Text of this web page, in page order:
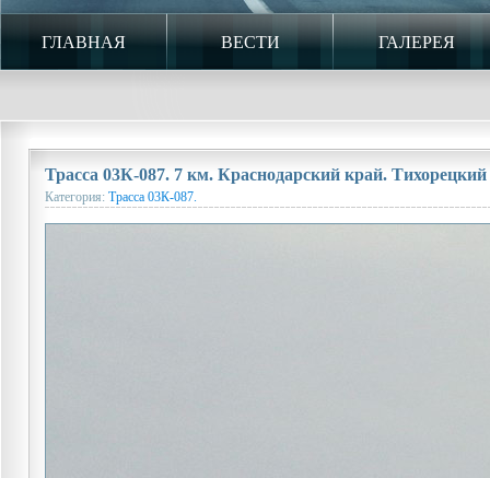
ГЛАВНАЯ ВЕСТИ ГАЛЕРЕЯ
Трасса 03К-087. 7 км. Краснодарский край.
Категория: Трасса 03К-087.